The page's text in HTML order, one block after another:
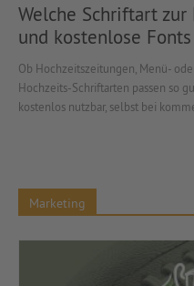
Welche Schriftart zur
und kostenlose Fonts
Ob Hochzeitszeitungen, Menü-
Hochzeits-Schriftarten passen so
kostenlos nutzbar, selbst bei
Marketing